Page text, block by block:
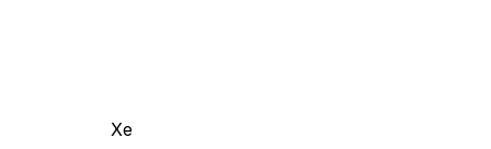
Xe